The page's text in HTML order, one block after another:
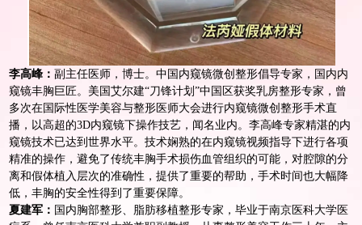
李高峰：副主任医师，博士。中国内窥镜微创整形倡导专家，国内内
窥镜丰胸巨匠。美国艾尔建“刀锋计划”中国区获奖乳房整形专家，曾
多次在国际性医学美容与整形医师大会进行内窥镜微创整形手术直
播，以高超的3D内窥镜下操作技艺，闻名业内。李高峰专家精湛的内
窥镜技术已达到世界水平。技术娴熟的在内窥镜视频指导下进行各项
精准的操作，避免了传统丰胸手术损伤血管组织的可能，对腔隙的分
离和假体植入层次的准确性，提供了重要的帮助，手术时间也大幅降
低，丰胸的安全性得到了重要保障。
夏建军： 国内胸部整形、脂肪移植整形专家，毕业于南京医科大学医